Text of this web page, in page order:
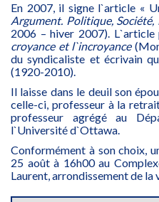
En 2007, il signe l`article «
Argument. Politique,
2006 – hiver 2007).
croyance et l`incroyance
du syndicaliste et écrivain
(1920-2010).
Il laisse dans le deuil son
celle-ci, professeur à la
professeur agrégé au
l`Université d`Ottawa.
Conformément à son choix,
25 août à 16h00 au
Laurent, arrondissement de